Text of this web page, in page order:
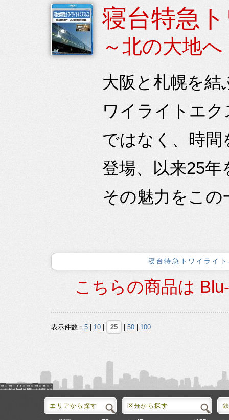
寝台特急
～北の大地
大阪と札幌を結
ワイライトエ
ではなく、時間
登場、以来25
その魅力をこの
寝台特急トワイライ
こちらの商品は
表示件数： 5 10 25 50 100
エリアから探す 区分から探す